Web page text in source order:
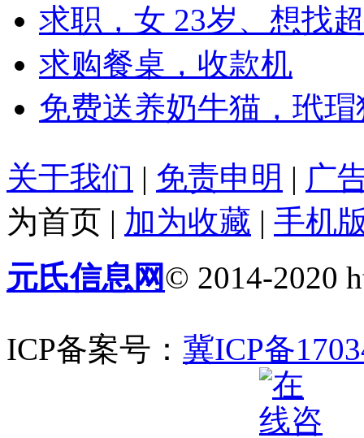
求职，女 23岁、想找
求购餐桌，收款机
免费送养奶牛猫，玳
关于我们 | 免责申明 | 广
为首页 | 加为收藏 | 手机
元氏信息网© 2014-2020
ICP备案号： 冀ICP备